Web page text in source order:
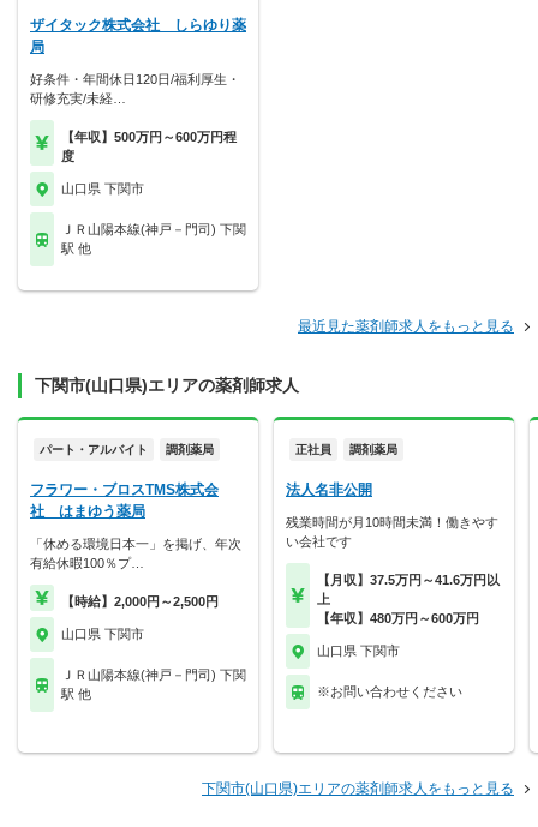
ザイタック株式会社 しらゆり薬
局
好条件・年間休日120日/福利厚生・
研修充実/未経…
【年収】500万円～600万円程
度
山口県 下関市
ＪＲ山陽本線(神戸－門司) 下関
駅 他
最近見た薬剤師求人をもっと見る
下関市(山口県)エリアの薬剤師求人
パート・アルバイト 調剤薬局
フラワー・ブロスTMS株式会
社 はまゆう薬局
「休める環境日本一」を掲げ、年次
有給休暇100％プ…
【時給】2,000円～2,500円
山口県 下関市
ＪＲ山陽本線(神戸－門司) 下関
駅 他
正社員 調剤薬局
法人名非公開
残業時間が月10時間未満！働きやす
い会社です
【月収】37.5万円～41.6万円以
上
【年収】480万円～600万円
山口県 下関市
※お問い合わせください
下関市(山口県)エリアの薬剤師求人をもっと見る